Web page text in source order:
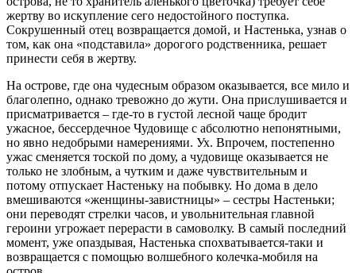
жертву во искупление сего недостойного поступка.
Сокрушенный отец возвращается домой, и Настенька, узнав о
том, как она «подставила» дорогого родственника, решает
принести себя в жертву.
На острове, где она чудесным образом оказывается, все мило и
благолепно, однако тревожно до жути. Она прислушивается и
присматривается – где-то в густой лесной чаще бродит
ужасное, бессердечное Чудовище с абсолютно непонятными,
но явно недобрыми намерениями. Ух. Впрочем, постепенно
ужас сменяется тоской по дому, а чудовище оказывается не
только не злобным, а чутким и даже чувствительным и
потому отпускает Настеньку на побывку. Но дома в дело
вмешиваются «женщины-завистницы» – сестры Настеньки;
они переводят стрелки часов, и увольнительная главной
героини угрожает перерасти в самоволку. В самый последний
момент, уже опаздывая, Настенька спохватывается-таки и
возвращается с помощью волшебного колечка-мобиля на